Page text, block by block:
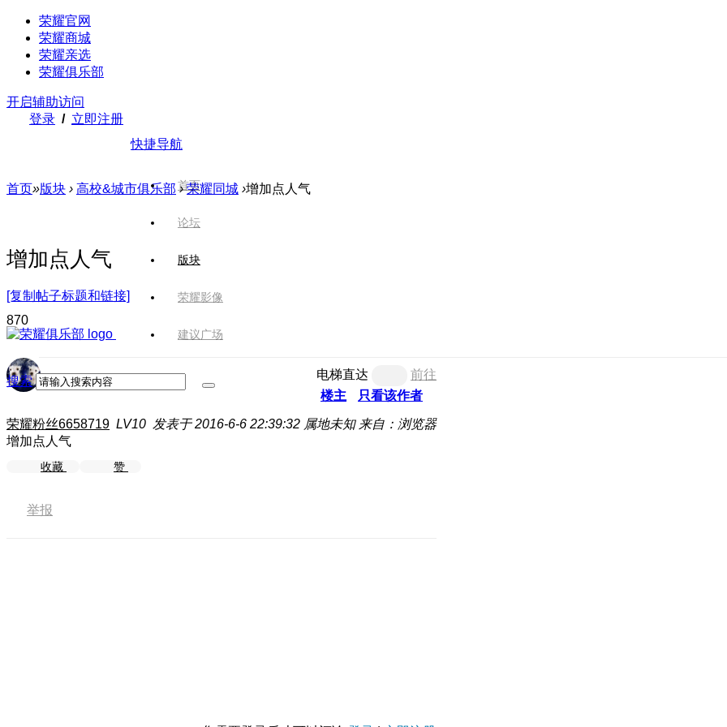
荣耀官网
荣耀商城
荣耀亲选
荣耀俱乐部
开启辅助访问
登录 / 立即注册
快捷导航
首页
论坛
版块
荣耀影像
建议广场
搜索
首页»版块 › 高校&城市俱乐部 › 荣耀同城 ›增加点人气
增加点人气
[复制帖子标题和链接]
870
电梯直达
前往
楼主
只看该作者
荣耀粉丝6658719 LV10 发表于 2016-6-6 22:39:32 属地未知 来自：浏览器
增加点人气
收藏 赞
举报